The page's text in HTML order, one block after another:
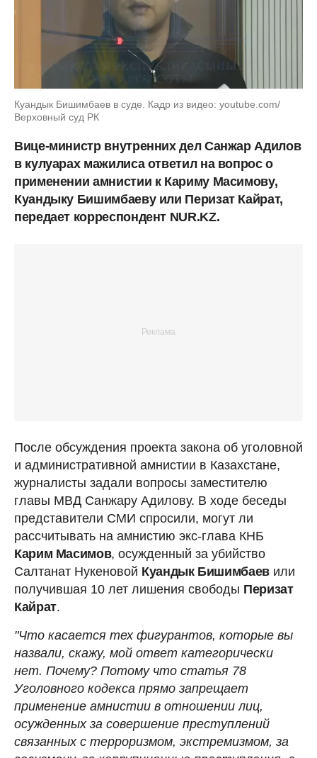
Куандык Бишимбаев в суде. Кадр из видео: youtube.com/
Верховный суд РК
Вице-министр внутренних дел Санжар Адилов
в кулуарах мажилиса ответил на вопрос о
применении амнистии к Кариму Масимову,
Куандыку Бишимбаеву или Перизат Кайрат,
передает корреспондент NUR.KZ.
После обсуждения проекта закона об уголовной
и административной амнистии в Казахстане,
журналисты задали вопросы заместителю
главы МВД Санжару Адилову. В ходе беседы
представители СМИ спросили, могут ли
рассчитывать на амнистию экс-глава КНБ
Карим Масимов, осужденный за убийство
Салтанат Нукеновой Куандык Бишимбаевили
получившая 10 лет лишения свободы Перизат
Кайрат.
"Что касается тех фигурантов, которые вы
назвали, скажу, мой ответ категорически
нет. Почему? Потому что статья 78
Уголовного кодекса прямо запрещает
применение амнистии в отношении лиц,
осужденных за совершение преступлений
связанных с терроризмом, экстремизмом, за